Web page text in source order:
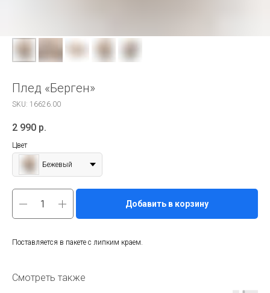
Плед «Берген»
SKU: 16626.00
2 990 р.
Цвет
Бежевый
Добавить в корзину
Поставляется в пакете с липким краем.
Смотреть также